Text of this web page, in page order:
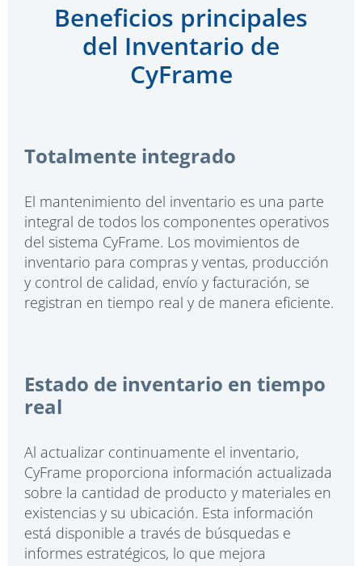
Beneficios principales
del Inventario de
CyFrame
Totalmente integrado
El mantenimiento del inventario es una parte
integral de todos los componentes operativos
del sistema CyFrame. Los movimientos de
inventario para compras y ventas, producción
y control de calidad, envío y facturación, se
registran en tiempo real y de manera eficiente.
Estado de inventario en tiempo
real
Al actualizar continuamente el inventario,
CyFrame proporciona información actualizada
sobre la cantidad de producto y materiales en
existencias y su ubicación. Esta información
está disponible a través de búsquedas e
informes estratégicos, lo que mejora